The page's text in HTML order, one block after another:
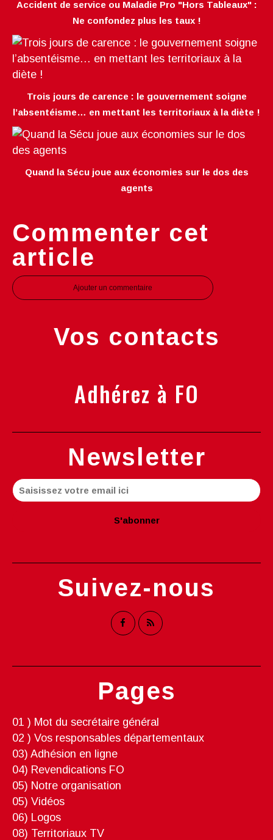
Accident de service ou Maladie Pro "Hors Tableaux" :
Ne confondez plus les taux !
Trois jours de carence : le gouvernement soigne
l’absentéisme… en mettant les territoriaux à la diète !
Quand la Sécu joue aux économies sur le dos des
agents
Commenter cet
article
Ajouter un commentaire
Newsletter
Pages
01 ) Mot du secrétaire général
02 ) Vos responsables départementaux
03) Adhésion en ligne
04) Revendications FO
05) Notre organisation
05) Vidéos
06) Logos
08) Territoriaux TV
Suivez-nous
Vos contacts
Adhérez à FO